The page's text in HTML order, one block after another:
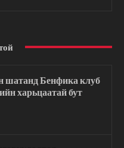
шатанд Бенфика клуб
харьцаатай бут